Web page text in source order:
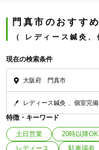
門真市のおすす
レディース鍼灸、
現在の検索条件
大阪府 門真市
レディース鍼灸 個室完備
特徴・キーワード
土日営業 20時以降OK
レディース
駐車場有
「健康にはりを